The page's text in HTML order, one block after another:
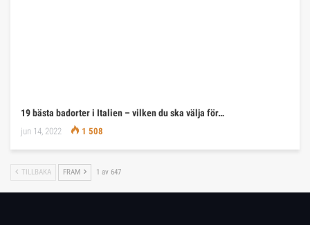
19 bästa badorter i Italien – vilken du ska välja för…
jun 14, 2022 1 508
TILLBAKA FRAM 1 av 647